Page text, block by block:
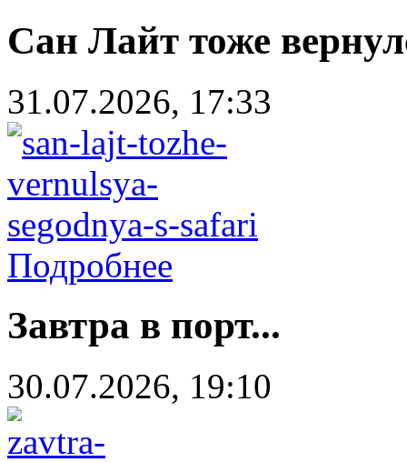
Сан Лайт тоже
31.07.2026, 17:33
Подробнее
Завтра в порт...
30.07.2026, 19:10